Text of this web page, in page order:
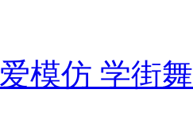
模仿 学街